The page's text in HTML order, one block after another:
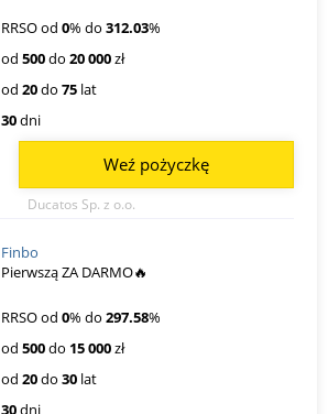
RRSO od 0% do 312.03%
od 500do 20 000zł
od 20do 75 lat
30dni
Ducatos Sp. z o.o.
Weź pożyczkę
Finbo
Pierwszą ZA DARMO🔥
RRSO od 0% do 297.58%
od 500do 15 000zł
od 20do 30 lat
30dni